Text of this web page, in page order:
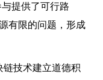
提供了可行路
有限的问题，形成
链技术建立道德积